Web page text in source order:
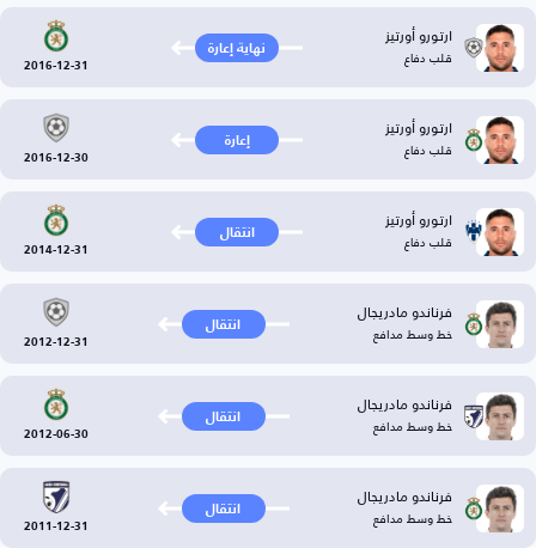
ارتورو أورتيز
قلب دفاع نهاية إعارة
2016-12-31
ارتورو أورتيز
قلب دفاع إعارة
2016-12-30
ارتورو أورتيز
قلب دفاع انتقال
2014-12-31
فرناندو مادريجال
خط وسط مدافع انتقال
2012-12-31
فرناندو مادريجال
خط وسط مدافع انتقال
2012-06-30
فرناندو مادريجال
خط وسط مدافع انتقال
2011-12-31